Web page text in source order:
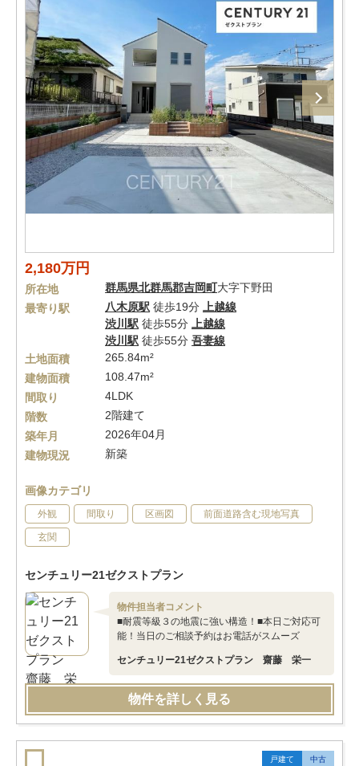
2,180万円
所在地 群馬県北群馬郡吉岡町大字下野田
最寄り駅
八木原駅 徒歩19分
上越線
渋川駅 徒歩55分
上越線
渋川駅 徒歩55分 吾妻線
土地面積
265.84m²
建物面積
108.47m²
間取り
4LDK
階数
2階建て
築年月
2026年04月
建物現況
新築
画像カテゴリ
外観 間取り 区画図 前面道路含む現地写真
玄関
センチュリー21ゼクストプラン
物件担当者コメント
■耐震等級３の地震に強い構造！■本日ご対応可
能！当日のご相談予約はお電話がスムーズ
センチュリー21ゼクストプラン 齋藤 栄一
物件を詳しく見る
戸建て 中古